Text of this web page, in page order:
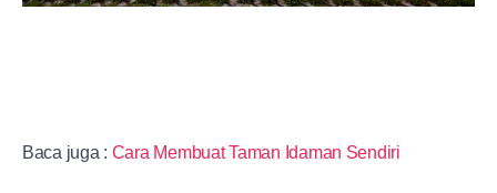
Baca juga : Cara Membuat Taman Idaman Sendiri